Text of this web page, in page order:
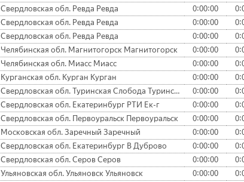
Свердловская обл. Ревда Ревда 0:00:00
Свердловская обл. Ревда Ревда 0:00:00
Свердловская обл. Ревда Ревда 0:00:00
Челябинская обл. Магнитогорск Магнитогорск 0:00:00
Челябинская обл. Миасс Миасс 0:00:00
Курганская обл. Курган Курган 0:00:00
Свердловская обл. Туринская Слобода Туринская Слобо 0:00:00
Свердловская обл. Екатеринбург РТИ Ек-г 0:00:00
Свердловская обл. Первоуральск Первоуральск 0:00:00
Московская обл. Заречный Заречный 0:00:00
Свердловская обл. Екатеринбург В Дуброво 0:00:00
Свердловская обл. Серов Серов 0:00:00
Ульяновская обл. Ульяновск Ульяновск 0:00:00